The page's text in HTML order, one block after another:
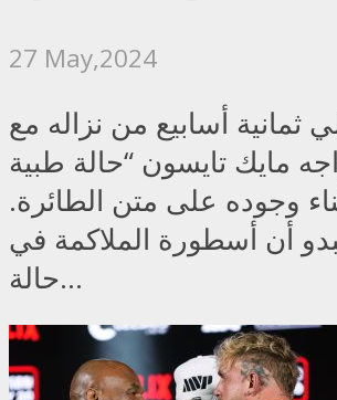
27 May,2024
ثمانية أسابيع من نزاله مع
مايك تايسون “حالة طبية
وجوده على متن الطائرة.
أن أسطورة الملاكمة في
حالة...